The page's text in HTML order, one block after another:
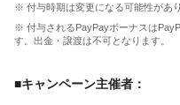
※ 付与時期は変更になる可能性があり
※ 付与されるPayPayボーナスは
す。出金・譲渡は不可となります。
■キャンペーン主催者：